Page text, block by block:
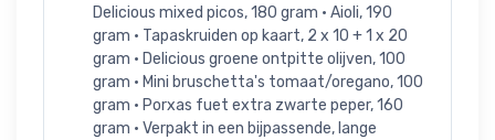
Delicious mixed picos, 180 gram • Aioli, 190
gram • Tapaskruiden op kaart, 2 x 10 + 1 x 20
gram • Delicious groene ontpitte olijven, 100
gram • Mini bruschetta's tomaat/oregano, 100
gram • Porxas fuet extra zwarte peper, 160
gram • Verpakt in een bijpassende, lange